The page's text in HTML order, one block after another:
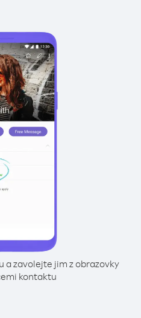
a zavolejte jim z obrazovky
kontaktu